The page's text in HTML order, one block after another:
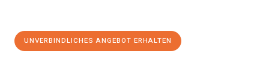
UNVERBINDLICHES ANGEBOT ERHALTEN